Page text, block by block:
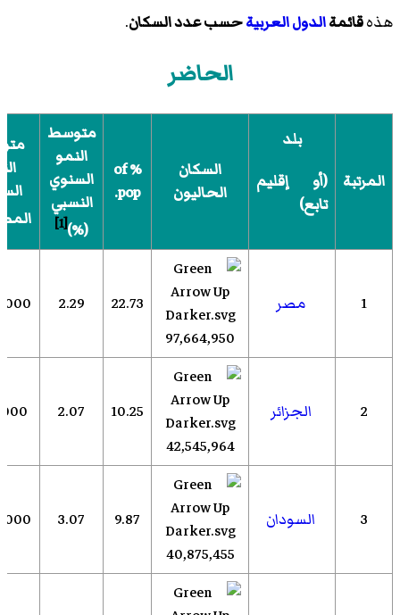
هذهقائمةالدول العربيةحسب عدد السكان.
الحاضر
المرتبة
بلد
(أو إقليم
تابع)
السكان
الحاليون
% of
pop.
متوسط
النمو
السنوي
النسبي
(%)
[1]
1
مصر
97,664,950
22.73
2.29
2
الجزائر
42,545,964
10.25
2.07
3
السودان
40,875,455
9.87
3.07